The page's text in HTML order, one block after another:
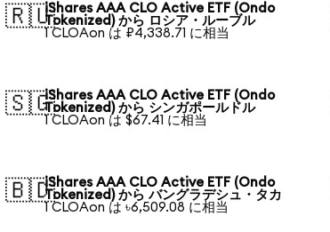
🇷🇺iShares AAA CLO Active ETF (Ondo
Tokenized) から ロシア・ルーブル
1 CLOAon は ₽4,338.71 に相当
🇸🇬iShares AAA CLO Active ETF (Ondo
Tokenized) から シンガポールドル
1 CLOAon は $67.41 に相当
🇧🇩iShares AAA CLO Active ETF (Ondo
Tokenized) から バングラデシュ・タカ
1 CLOAon は ৳6,509.08 に相当